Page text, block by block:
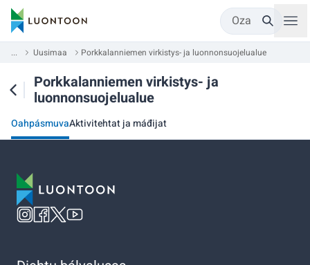
Oza
... Uusimaa Porkkalanniemen virkistys- ja luonnonsuojelualue
Porkkalanniemen virkistys- ja
luonnonsuojelualue
OahpásmuvaAktivitehtat ja máđijat